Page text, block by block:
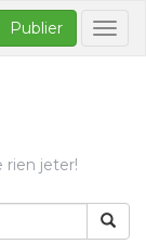
Publier
rien jeter!